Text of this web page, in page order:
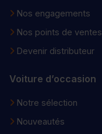
Nos engagements
Nos points de ventes
Devenir distributeur
Voiture d’occasion
Notre sélection
Nouveautés